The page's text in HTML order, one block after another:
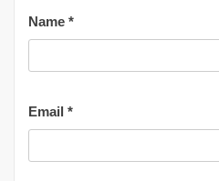
Name *
Email *